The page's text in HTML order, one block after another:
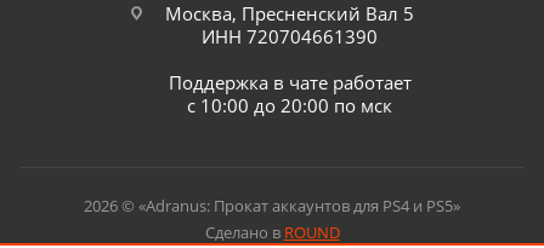
Москва, Пресненский Вал 5
ИНН 720704661390
Поддержка в чате работает
с 10:00 до 20:00 по мск
2026 © «Adranus: Прокат аккаунтов для PS4 и PS5»
Сделано в ROUND